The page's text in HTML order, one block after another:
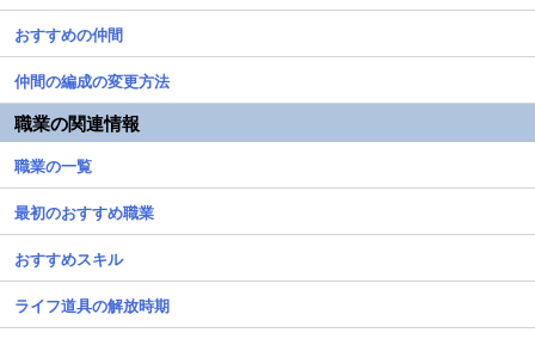
おすすめの仲間
仲間の編成の変更方法
職業の関連情報
職業の一覧
最初のおすすめ職業
おすすめスキル
ライフ道具の解放時期